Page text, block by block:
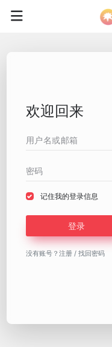
欢迎回来
记住我的登录信息
登录
没有账号？ 注册 / 找回密码